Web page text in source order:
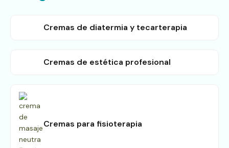
Cremas de diatermia y tecarterapia
Cremas de estética profesional
Cremas para fisioterapia